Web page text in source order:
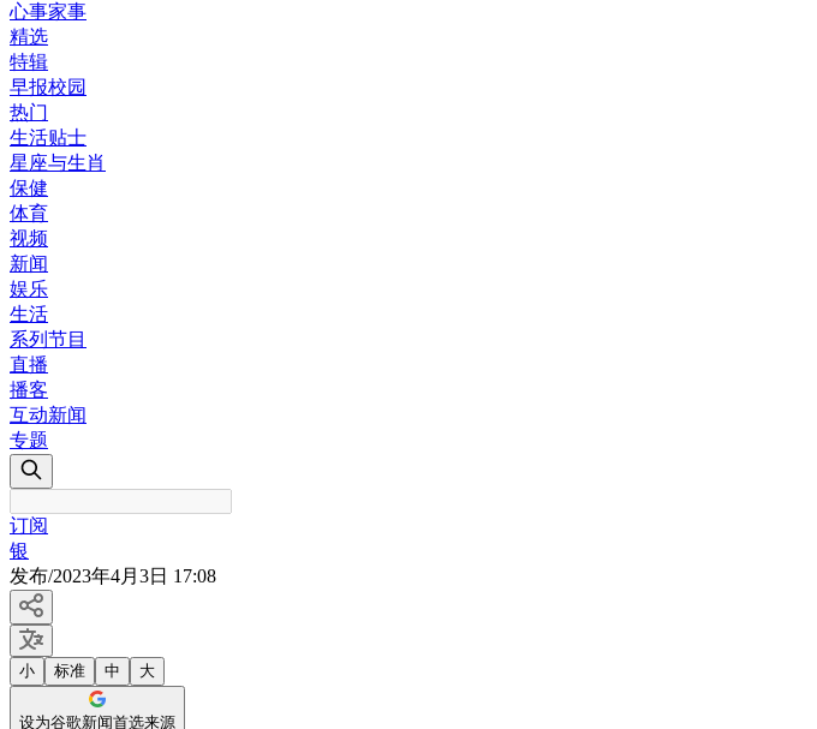
心事家事
精选
特辑
早报校园
热门
生活贴士
星座与生肖
保健
体育
视频
新闻
娱乐
生活
系列节目
直播
播客
互动新闻
专题
订阅
银
发布/2023年4月3日 17:08
小 标准 中 大
设为谷歌新闻首选来源